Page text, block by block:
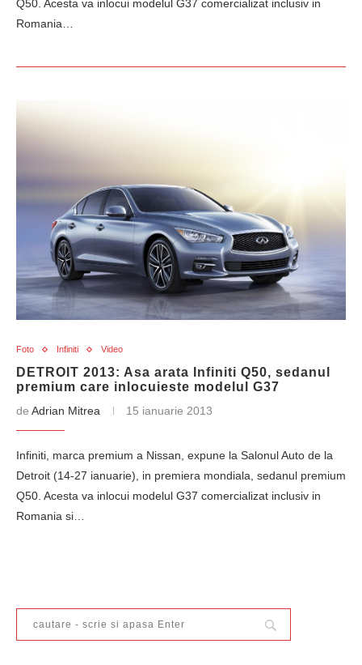
Q50. Acesta va inlocui modelul G37 comercializat inclusiv in
Romania…
Foto Infiniti Video
DETROIT 2013: Asa arata Infiniti Q50, sedanul
premium care inlocuieste modelul G37
de Adrian Mitrea 15 ianuarie 2013
Infiniti, marca premium a Nissan, expune la Salonul Auto de la
Detroit (14-27 ianuarie), in premiera mondiala, sedanul premium
Q50. Acesta va inlocui modelul G37 comercializat inclusiv in
Romania si…